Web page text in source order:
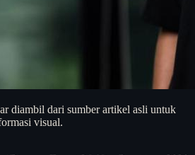
diambil dari sumber artikel asli untuk
visual.